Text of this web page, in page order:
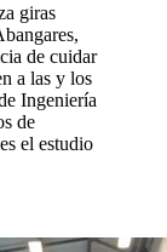
giras
de cuidar
a las y los
Ingeniería
de
el estudio